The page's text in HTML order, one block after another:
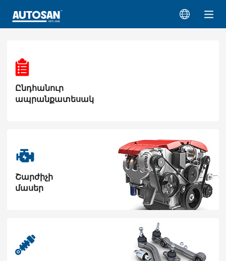
Ընդհանուր
ապրանքատեսակ
Շարժիչի
մասեր